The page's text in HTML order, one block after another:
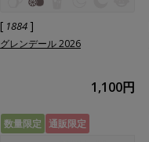
[ 1884 ]
グレンデール 2026
1,100円
数量限定 通販限定